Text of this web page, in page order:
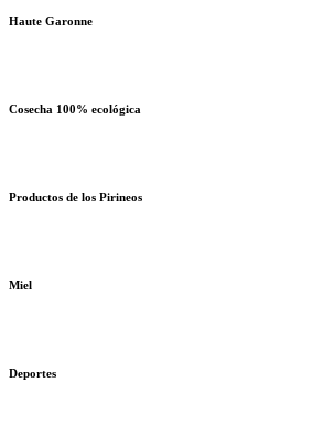
Haute Garonne
Cosecha 100% ecológica
Productos de los Pirineos
Miel
Deportes